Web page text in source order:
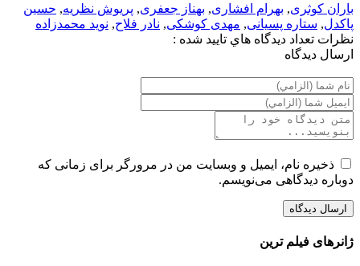
باران کوثری, بهرام افشاری, بهناز جعفری, پریوش نظریه, حسین
پاکدل, ستاره پسیانی, مهدی کوشکی, نادر فلاح, نوید محمدزاده
نظرات تعداد ديدگاه هاي تاييد شده :
ارسال ديدگاه
ذخیره نام، ایمیل و وبسایت من در مرورگر برای زمانی که
دوباره دیدگاهی می‌نویسم.
ژانرهای فیلم ترین